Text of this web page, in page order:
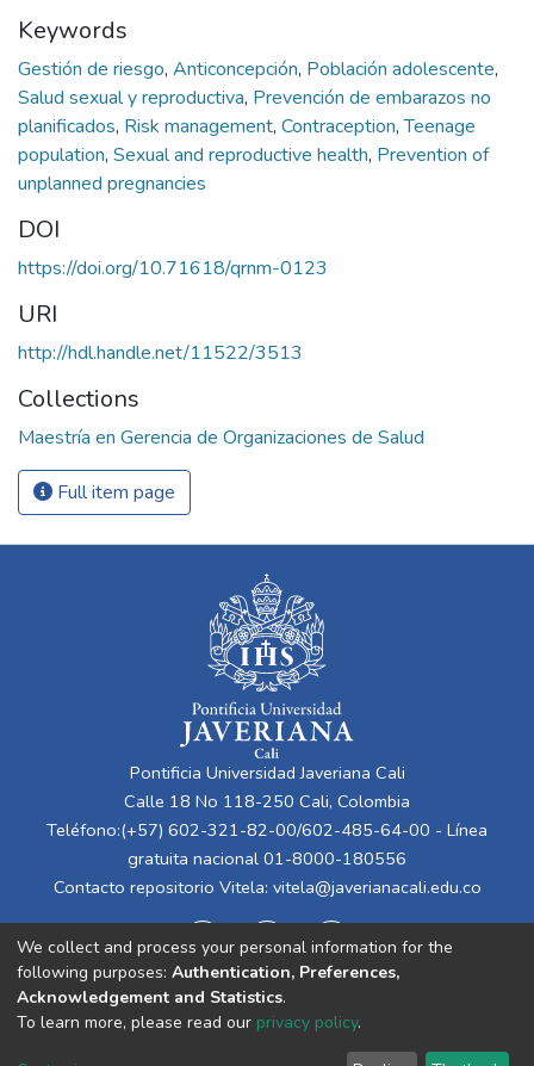
Keywords
Gestión de riesgo, Anticoncepción, Población adolescente,
Salud sexual y reproductiva, Prevención de embarazos no
planificados, Risk management, Contraception,Teenage
population, Sexual and reproductive health, Prevention of
unplanned pregnancies
DOI
https://doi.org/10.71618/qrnm-0123
URI
http://hdl.handle.net/11522/3513
Collections
Maestría en Gerencia de Organizaciones de Salud
Full item page
Pontificia Universidad Javeriana Cali
Calle 18 No 118-250 Cali, Colombia
Teléfono:(+57) 602-321-82-00/602-485-64-00 - Línea
gratuita nacional 01-8000-180556
Contacto repositorio Vitela: vitela@javerianacali.edu.co
We collect and process your personal information for the
following purposes: Authentication, Preferences,
Acknowledgement and Statistics.
To learn more, please read our privacy policy.